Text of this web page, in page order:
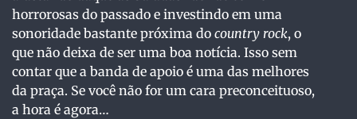
horrorosas do passado e investindo em uma
sonoridade bastante próxima do country rock, o
que não deixa de ser uma boa notícia. Isso sem
contar que a banda de apoio é uma das melhores
da praça. Se você não for um cara preconceituoso,
a hora é agora…